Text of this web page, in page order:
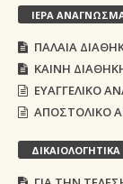
ΙΕΡΑ
ΠΑΛΑΙΑ
ΚΑΙΝΗ
ΕΥΑΓΓΕΛΙΚΟ
ΑΠΟΣΤΟΛΙΚΟ
ΔΙΚΑΙΟΛΟΓΗΤΙΚΑ